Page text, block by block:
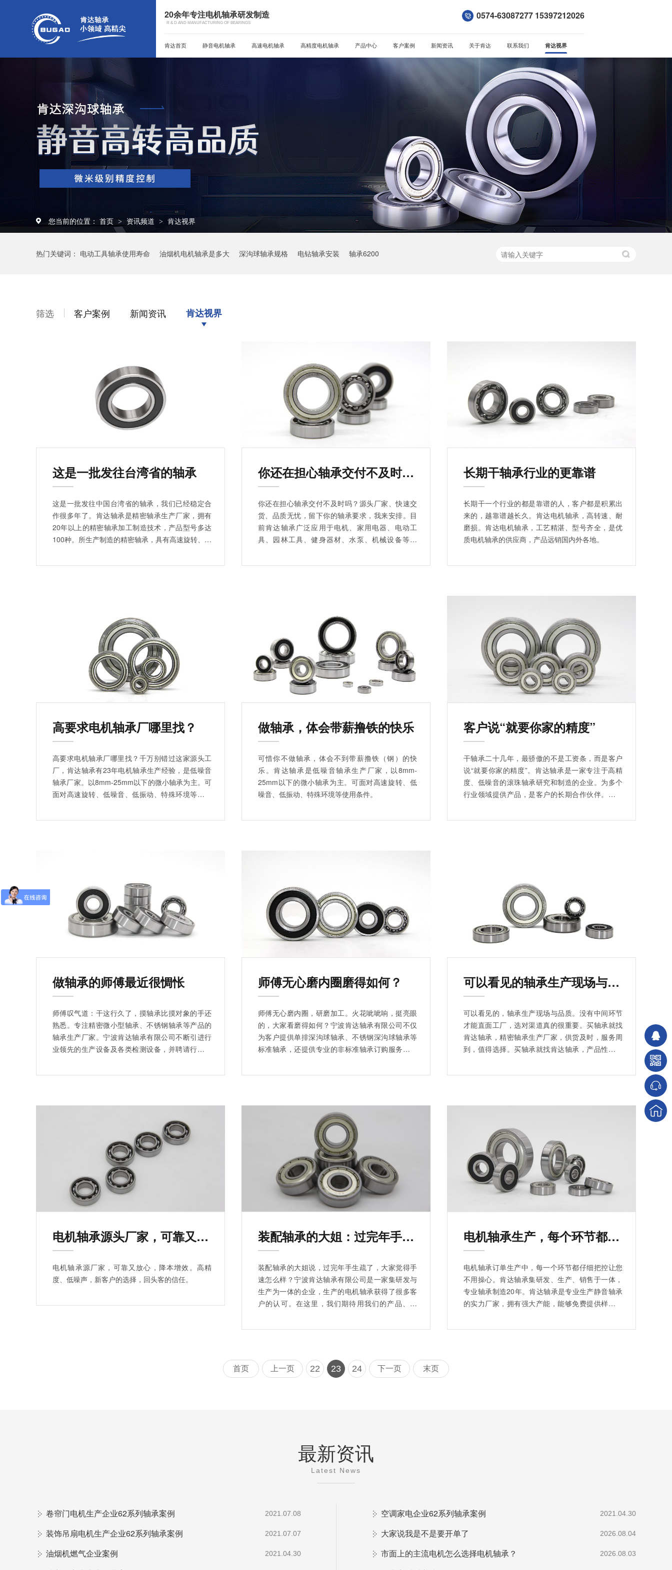
20余年专注电机轴承研发制造
R & D AND MANUFACTURING OF BEARINGS
0574-63087277 15397212026
肯达首页 静音电机轴承 高速电机轴承 高精度电机轴承 产品中心 客户案例 新闻资讯 关于肯达 联系我们 肯达视界
您当前的位置： 首页 > 资讯频道 > 肯达视界
热门关键词： 电动工具轴承使用寿命 油烟机电机轴承是多大 深沟球轴承规格 电钻轴承安装 轴承6200
筛选 客户案例 新闻资讯 肯达视界
这是一批发往台湾省的轴承
这是一批发往中国台湾省的轴承，我们已经稳定合
作很多年了。肯达轴承是精密轴承生产厂家，拥有
20年以上的精密轴承加工制造技术，产品型号多达
100种。所生产制造的精密轴承，具有高速旋转、低
你还在担心轴承交付不及时吗？
你还在担心轴承交付不及时吗？源头厂家、快速交
货、品质无忧，留下你的轴承要求，我来安排。目
前肯达轴承广泛应用于电机、家用电器、电动工
具、园林工具、健身器材、水泵、机械设备等领
长期干轴承行业的更靠谱
长期干一个行业的都是靠谱的人，客户都是积累出
来的，越靠谱越长久。肯达电机轴承，高转速、耐
磨损。肯达电机轴承，工艺精湛、型号齐全，是优
质电机轴承的供应商，产品远销国内外各地。
高要求电机轴承厂哪里找？
高要求电机轴承厂哪里找？千万别错过这家源头工
厂，肯达轴承有23年电机轴承生产经验，是低噪音
轴承厂家。以8mm-25mm以下的微小轴承为主。可
面对高速旋转、低噪音、低振动、特殊环境等使用
做轴承，体会带薪撸铁的快乐
可惜你不做轴承，体会不到带薪撸铁（钢）的快
乐。肯达轴承是低噪音轴承生产厂家，以8mm-
25mm以下的微小轴承为主。可面对高速旋转、低
噪音、低振动、特殊环境等使用条件。
客户说“就要你家的精度”
干轴承二十几年，最骄傲的不是工资条，而是客户
说“就要你家的精度”。肯达轴承是一家专注于高精
度、低噪音的滚珠轴承研究和制造的企业。为多个
行业领域提供产品，是客户的长期合作伙伴。买轴
做轴承的师傅最近很惆怅
师傅叹气道：干这行久了，摸轴承比摸对象的手还
熟悉。专注精密微小型轴承、不锈钢轴承等产品的
轴承生产厂家。宁波肯达轴承有限公司不断引进行
业领先的生产设备及各类检测设备，并聘请行业尖
有20多条生产线，员工100多名，产能强大，且免
师傅无心磨内圈磨得如何？
师傅无心磨内圈，研磨加工。火花呲呲响，挺亮眼
的，大家看磨得如何？宁波肯达轴承有限公司不仅
为客户提供单排深沟球轴承、不锈钢深沟球轴承等
标准轴承，还提供专业的非标准轴承订购服务，为
可以看见的轴承生产现场与品质
可以看见的，轴承生产现场与品质。没有中间环节
才能直面工厂，选对渠道真的很重要。买轴承就找
肯达轴承，精密轴承生产厂家，供货及时，服务周
到，值得选择。买轴承就找肯达轴承，产品性价比
电机轴承源头厂家，可靠又放心
电机轴承源厂家，可靠又放心，降本增效。高精
度、低噪声，新客户的选择，回头客的信任。
装配轴承的大姐：过完年手都生疏了
装配轴承的大姐说，过完年手生疏了，大家觉得手
速怎么样？宁波肯达轴承有限公司是一家集研发与
生产为一体的企业，生产的电机轴承获得了很多客
户的认可。在这里，我们期待用我们的产品、技
电机轴承生产，每个环节都仔细把控
电机轴承订单生产中，每一个环节都仔细把控让您
不用操心。肯达轴承集研发、生产、销售于一体，
专业轴承制造20年。肯达轴承是专业生产静音轴承
的实力厂家，拥有强大产能，能够免费提供样品选
首页 上一页 22 23 24 下一页 末页
最新资讯
Latest News
卷帘门电机生产企业62系列轴承案例 2021.07.08
装饰吊扇电机生产企业62系列轴承案例 2021.07.07
油烟机燃气企业案例 2021.04.30
空调家电企业62系列轴承案例 2021.04.30
大家说我是不是要开单了 2026.08.04
市面上的主流电机怎么选择电机轴承？ 2026.08.03